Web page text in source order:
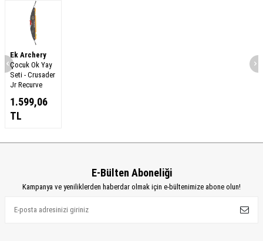
Ek Archery
Çocuk Ok Yay
Seti - Crusader
Jr Recurve
1.599,06
TL
E-Bülten Aboneliği
Kampanya ve yeniliklerden haberdar olmak için e-bültenimize abone olun!